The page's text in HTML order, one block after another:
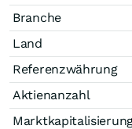
Branche
Land
Referenzwährung
Aktienanzahl